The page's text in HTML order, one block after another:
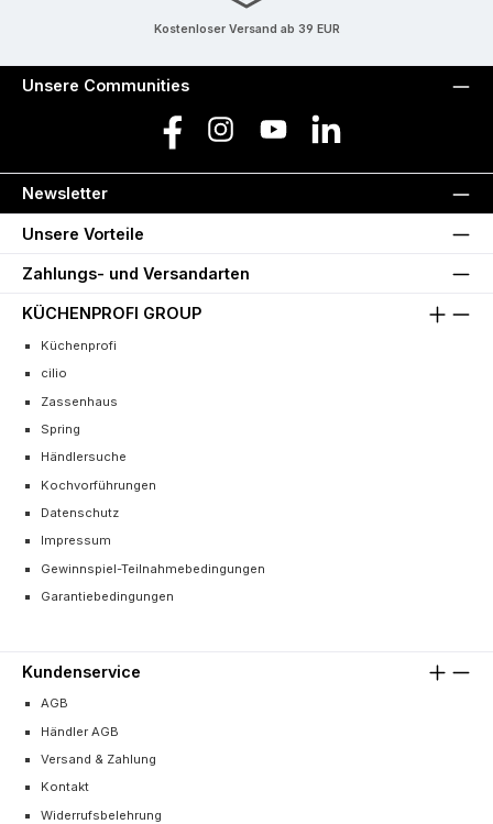
Kostenloser Versand ab 39 EUR
Unsere Communities
Facebook Instagram YouTube LinkedIn
Newsletter
Unsere Vorteile
Zahlungs- und Versandarten
KÜCHENPROFI GROUP
Küchenprofi
cilio
Zassenhaus
Spring
Händlersuche
Kochvorführungen
Datenschutz
Impressum
Gewinnspiel-Teilnahmebedingungen
Garantiebedingungen
Kundenservice
AGB
Händler AGB
Versand & Zahlung
Kontakt
Widerrufsbelehrung